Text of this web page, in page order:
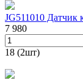
JG511010 Датчик
7 980
18 (2шт)